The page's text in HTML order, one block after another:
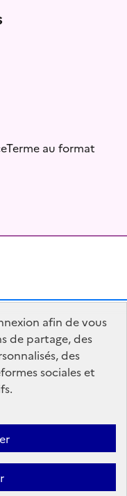
au format
sommes-nous ?
les services
afin de vous
de partage, des
des
sociales et